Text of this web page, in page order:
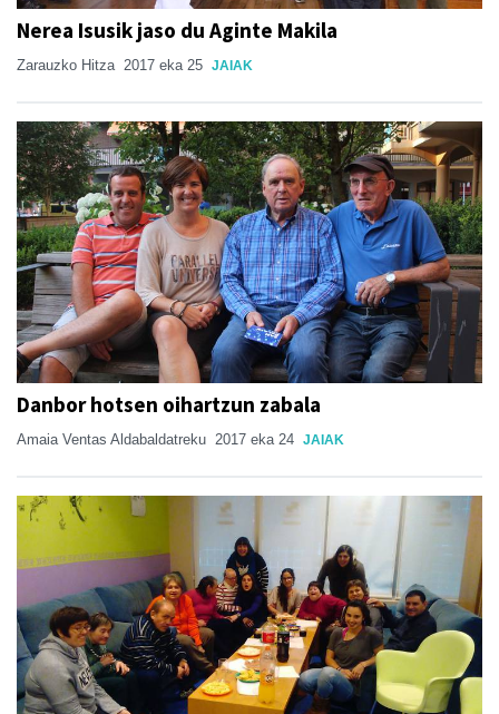
Nerea Isusik jaso du Aginte Makila
Zarauzko Hitza 2017 eka 25 JAIAK
Danbor hotsen oihartzun zabala
Amaia Ventas Aldabaldatreku 2017 eka 24 JAIAK